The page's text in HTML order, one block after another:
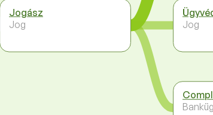
Jogász
Jog
Jog